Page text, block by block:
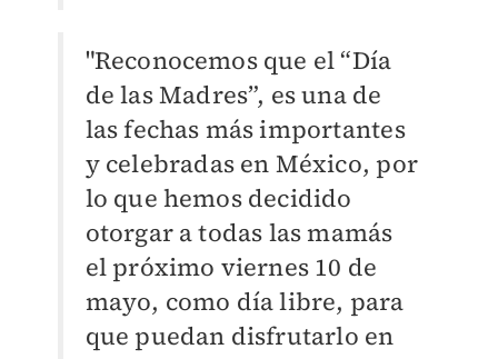
"Reconocemos que el “Día
de las Madres”, es una de
las fechas más importantes
y celebradas en México, por
lo que hemos decidido
otorgar a todas las mamás
el próximo viernes 10 de
mayo, como día libre, para
que puedan disfrutarlo en